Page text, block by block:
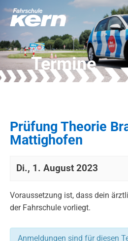
Termine
Prüfung Theorie
Mattighofen
Di., 1. August 2023
Voraussetzung ist, dass dein
der Fahrschule vorliegt.
Anmeldungen sind für diesen